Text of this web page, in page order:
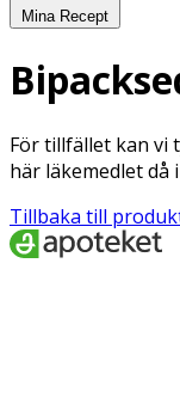
Mina Recept
För tillfället kan vi
här läkemedlet då
Tillbaka till